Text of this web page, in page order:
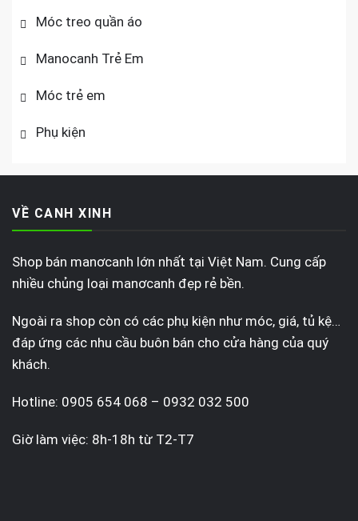
Móc treo quần áo
Manocanh Trẻ Em
Móc trẻ em
Phụ kiện
VỀ CANH XINH
Shop bán manơcanh lớn nhất tại Việt Nam. Cung cấp
nhiều chủng loại manơcanh đẹp rẻ bền.
Ngoài ra shop còn có các phụ kiện như móc, giá, tủ kệ…
đáp ứng các nhu cầu buôn bán cho cửa hàng của quý
khách.
Hotline: 0905 654 068 – 0932 032 500
Giờ làm việc: 8h-18h từ T2-T7